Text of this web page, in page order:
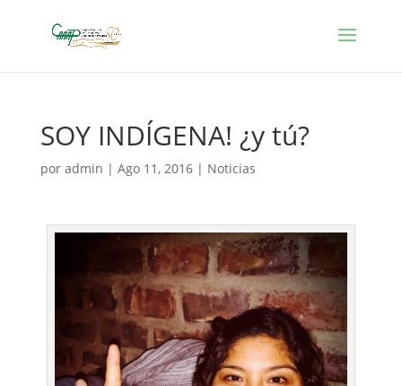
SOY INDÍGENA! ¿y tú?
por admin | Ago 11, 2016| Noticias